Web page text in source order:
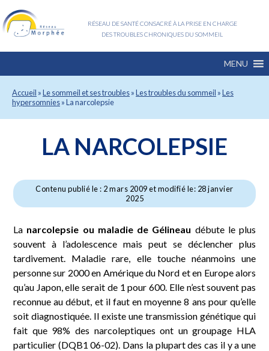
RÉSEAU DE SANTÉ CONSACRÉ À LA PRISE EN CHARGE
DES TROUBLES CHRONIQUES DU SOMMEIL
MENU
Accueil »Le sommeil et ses troubles»Les troubles du sommeil »Les
hypersomnies»La narcolepsie
LA NARCOLEPSIE
Contenu publié le : 2 mars 2009 et modifié le: 28 janvier
2025
La narcolepsie ou maladie de Gélineau débute le plus
souvent à l’adolescence mais peut se déclencher plus
tardivement. Maladie rare, elle touche néanmoins une
personne sur 2000 en Amérique du Nord et en Europe alors
qu’au Japon, elle serait de 1 pour 600. Elle n’est souvent pas
reconnue au début, et il faut en moyenne 8 ans pour qu’elle
soit diagnostiquée. Il existe une transmission génétique qui
fait que 98% des narcoleptiques ont un groupage HLA
particulier (DQB1 06-02). Dans la plupart des cas il y a une